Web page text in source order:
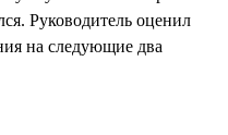
Руководитель оценил
на следующие два